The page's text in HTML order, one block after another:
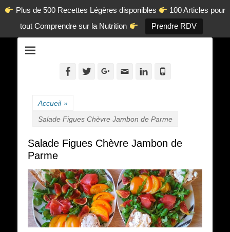
Plus de 500 Recettes Légères disponibles
100 Articles pour
tout Comprendre sur la Nutrition
Prendre RDV
en-ligne.com
Facebook
TwitterGoogleplus
AdresseLinkedin
Accueil »
Salade Figues Chèvre Jambon de Parme
Salade Figues Chèvre Jambon de
Parme